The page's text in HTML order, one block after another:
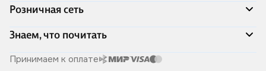
Акции
Доставка и оплата
Программа лояльности
Подарочные сертификаты
Правила продажи
Розничная сеть
Адреса магазинов
Книжный Дозор
О компании
Читай-город для бизнеса
Знаем, что почитать
Скоро в продаже
Принимаем к оплате